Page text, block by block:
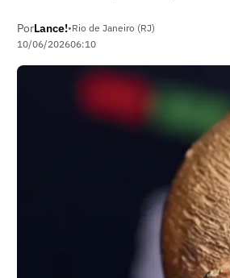
PorLance!•Rio de Janeiro (RJ)
10/06/202606:10